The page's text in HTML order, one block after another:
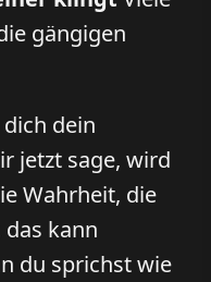
gängigen
dich dein
jetzt sage, wird
Wahrheit, die
kann
du sprichst wie